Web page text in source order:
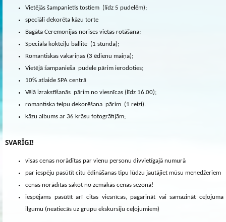
Vietējās šampanietis tostiem (līdz 5 pudelēm);
speciāli dekorēta kāzu torte
Bagāta Ceremonijas norises vietas rotāšana;
Speciāla kokteiļu ballite (1 stunda);
Romantiskas vakariņas (3 ēdienu maiņa);
Vietējā šampanieša pudele pārim ierodoties;
10% atlaide SPA centrā
Vēlā izrakstīšanās pārim no viesnīcas (līdz 16.00);
romantiska telpu dekorēšana pārim (1 reizi).
kāzu albums ar 36 krāsu fotogrāfijām;
SVARĪGI!
visas cenas norādītas par vienu personu divvietīgajā numurā
par iespēju pasūtīt citu ēdināšanas tipu lūdzu jautājiet mūsu menedžeriem
cenas norādītas sākot no zemākās cenas sezonā!
iespējams pasūtīt arī citas viesnīcas, pagarināt vai samazināt ceļojuma
ilgumu (neatiecās uz grupu ekskursiju ceļojumiem)